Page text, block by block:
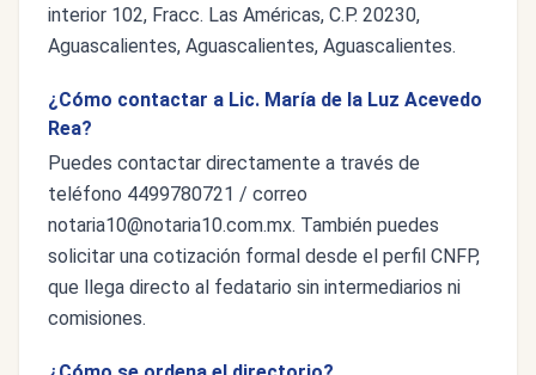
interior 102, Fracc. Las Américas, C.P. 20230,
Aguascalientes, Aguascalientes, Aguascalientes.
¿Cómo contactar a Lic. María de la Luz Acevedo
Rea?
Puedes contactar directamente a través de
teléfono 4499780721 / correo
notaria10@notaria10.com.mx. También puedes
solicitar una cotización formal desde el perfil CNFP,
que llega directo al fedatario sin intermediarios ni
comisiones.